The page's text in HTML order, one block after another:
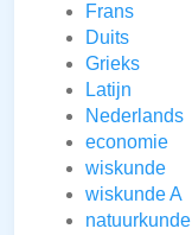
Frans
Duits
Grieks
Latijn
Nederlands
economie
wiskunde
wiskunde A
natuurkunde